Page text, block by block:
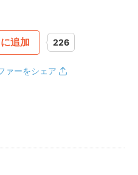
母様方が参加される場合も
祈祷にも使用されるのをご
発生する場所もございま
追加 226
ァーをシェア